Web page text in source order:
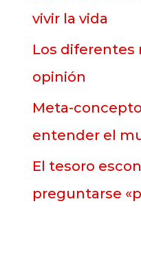
o
vivir la vida
Los diferentes
opinión
Meta-
entender el
El tesoro
preguntarse